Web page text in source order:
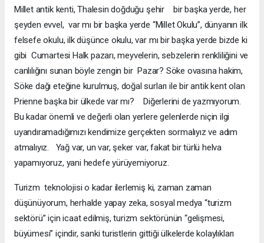
Millet antik kenti, Thalesin doğduğu şehir bir başka yerde, her
şeyden evvel, var mı bir başka yerde “Millet Okulu”, dünyanın ilk
felsefe okulu, ilk düşünce okulu, var mı bir başka yerde bizde ki
gibi Cumartesi Halk pazarı, meyvelerin, sebzelerin renkliliğini ve
canlılığını sunan böyle zengin bir Pazar? Söke ovasına hakim,
Söke dağı eteğine kurulmuş, doğal surları ile bir antik kent olan
Prienne başka bir ülkede var mı? Diğerlerini de yazmıyorum.
Bu kadar önemli ve değerli olan yerlere gelenlerde niçin ilgi
uyandıramadığımızı kendimize gerçekten sormalıyız ve adım
atmalıyız. Yağ var, un var, şeker var, fakat bir türlü helva
yapamıyoruz, yani hedefe yürüyemiyoruz.
Turizm teknolojisi o kadar ilerlemiş ki, zaman zaman
düşünüyorum, herhalde yapay zeka, sosyal medya “turizm
sektörü” için icaat edilmiş, turizm sektörünün “gelişmesi,
büyümesi” içindir, sanki turistlerin gittiği ülkelerde kolaylıkları